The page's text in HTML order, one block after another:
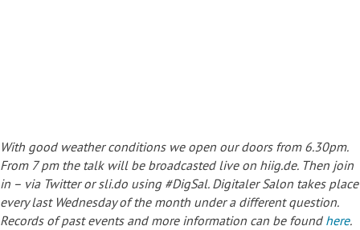
With good weather conditions we open our doors from 6.30pm.
From 7 pm the talk will be broadcasted live on hiig.de. Then join
in – via Twitter or sli.do using #DigSal. Digitaler Salon takes place
every last Wednesday of the month under a different question.
Records of past events and more information can be found here.